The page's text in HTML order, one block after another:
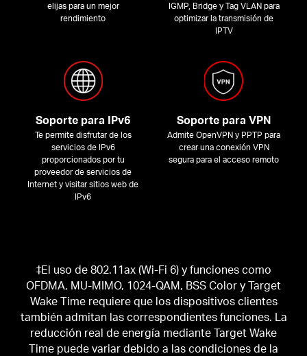
elijas para un mejor
rendimiento
IGMP, Bridge y Tag VLAN para
optimizar la transmisión de
IPTV
Soporte para IPv6
Te permite disfrutar de los
servicios de IPv6
proporcionados por tu
proveedor de servicios de
Internet y visitar sitios web de
IPv6
Soporte para VPN
Admite OpenVPN y PPTP para
crear una conexión VPN
segura para el acceso remoto
‡El uso de 802.11ax (Wi-Fi 6) y funciones como
OFDMA, MU-MIMO, 1024-QAM, BSS Color y Target
Wake Time requiere que los dispositivos clientes
también admitan las correspondientes funciones. La
reducción real de energía mediante Target Wake
Time puede variar debido a las condiciones de la